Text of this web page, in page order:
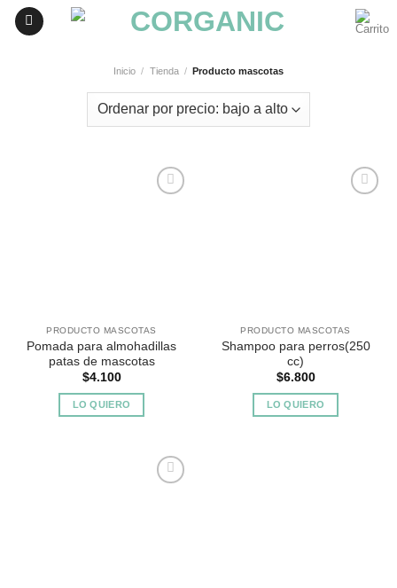
Skip
Inicio / Tienda / Producto mascotas
PRODUCTO MASCOTAS
Pomada para almohadillas
patas de mascotas
$4.100
LO QUIERO
PRODUCTO MASCOTAS
Shampoo para perros(250
cc)
$6.800
LO QUIERO